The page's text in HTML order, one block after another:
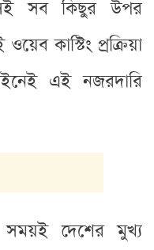
সব কিছুর উপর
কাস্টিং প্রক্রিয়া
এই নজরদারি
সময়ই দেশের মুখ্য